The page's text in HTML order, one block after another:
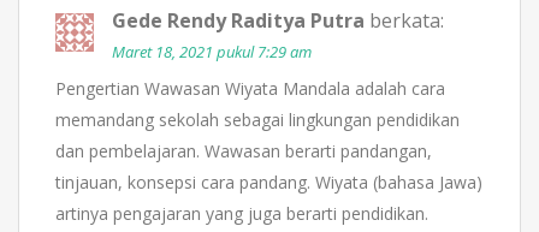
Gede Rendy Raditya Putra berkata:
Maret 18, 2021 pukul 7:29 am
Pengertian Wawasan Wiyata Mandala adalah cara
memandang sekolah sebagai lingkungan pendidikan
dan pembelajaran. Wawasan berarti pandangan,
tinjauan, konsepsi cara pandang. Wiyata (bahasa Jawa)
artinya pengajaran yang juga berarti pendidikan.